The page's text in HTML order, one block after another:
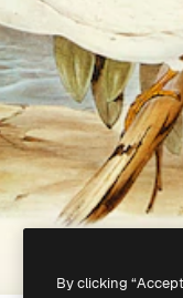
By clicking